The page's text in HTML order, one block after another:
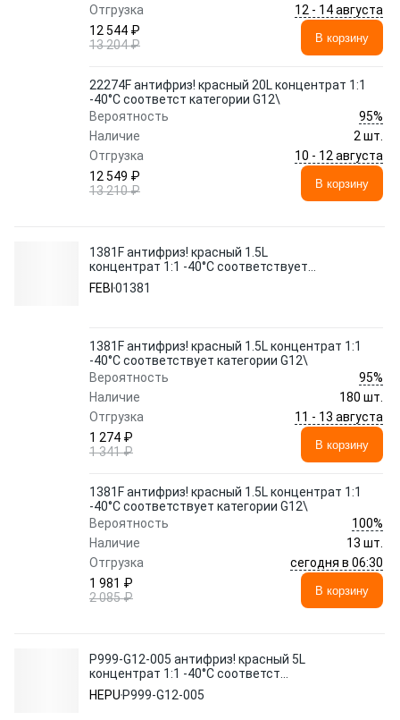
Отгрузка
12 - 14 августа
12 544 ₽
13 204 ₽
В корзину
22274F антифриз! красный 20L концентрат 1:1
-40°C соответст категории G12\
Вероятность
95%
Наличие
2 шт.
Отгрузка
10 - 12 августа
12 549 ₽
13 210 ₽
В корзину
1381F антифриз! красный 1.5L
концентрат 1:1 -40°C соответствует
категории G12\
FEBI 01381
1381F антифриз! красный 1.5L концентрат 1:1
-40°C соответствует категории G12\
Вероятность
95%
Наличие
180 шт.
Отгрузка
11 - 13 августа
1 274 ₽
1 341 ₽
В корзину
1381F антифриз! красный 1.5L концентрат 1:1
-40°C соответствует категории G12\
Вероятность
100%
Наличие
13 шт.
Отгрузка
сегодня в 06:30
1 981 ₽
2 085 ₽
В корзину
P999-G12-005 антифриз! красный 5L
концентрат 1:1 -40°C соответст
категории G12\
HEPU P999-G12-005